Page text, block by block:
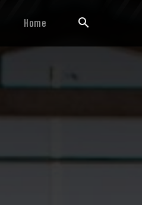
Home